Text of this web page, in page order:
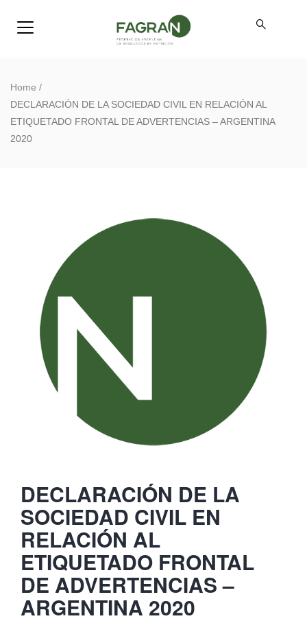
Home /
DECLARACIÓN DE LA SOCIEDAD CIVIL EN RELACIÓN AL
ETIQUETADO FRONTAL DE ADVERTENCIAS – ARGENTINA
2020
DECLARACIÓN DE LA
SOCIEDAD CIVIL EN
RELACIÓN AL
ETIQUETADO FRONTAL
DE ADVERTENCIAS –
ARGENTINA 2020